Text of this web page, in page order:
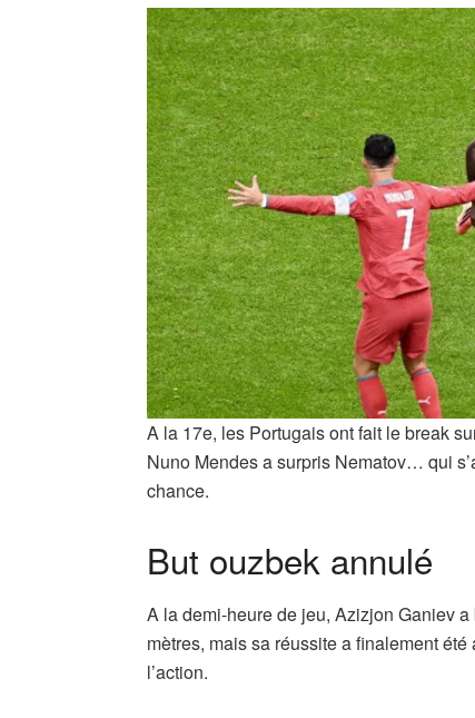
A la 17e, les Portugais ont fait le break
Nuno Mendes a surpris Nematov… qui
chance.
But ouzbek annulé
A la demi-heure de jeu, Azizjon Ganiev
mètres, mais sa réussite a finalement
l’action.